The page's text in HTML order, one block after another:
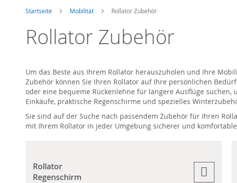
Startseite Mobilität Rollator Zubehör
Rollator Zubehör
Um das Beste aus Ihrem Rollator herauszuholen und Ihre
Zubehör können Sie Ihren Rollator auf Ihre persönlichen
oder eine bequeme Rückenlehne für längere Ausflüge
Einkäufe, praktische Regenschirme und spezielles
Sie sind auf der Suche nach passendem Zubehör für Ihren
mit Ihrem Rollator in jeder Umgebung sicherer und
Rollator
Regenschirm